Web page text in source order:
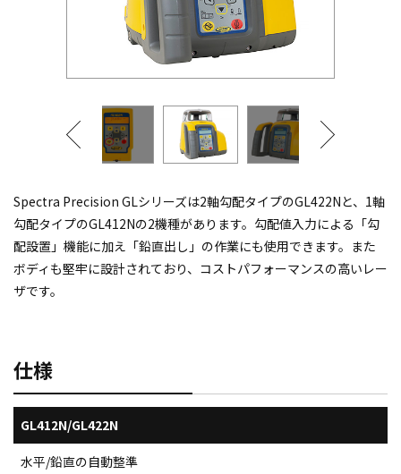
Spectra Precision GLシリーズは2軸勾配タイプのGL422Nと、1軸
勾配タイプのGL412Nの2機種があります。勾配値入力による「勾
配設置」機能に加え「鉛直出し」の作業にも使用できます。また
ボディも堅牢に設計されており、コストパフォーマンスの高いレー
ザです。
仕様
GL412N/GL422N
水平/鉛直の自動整準